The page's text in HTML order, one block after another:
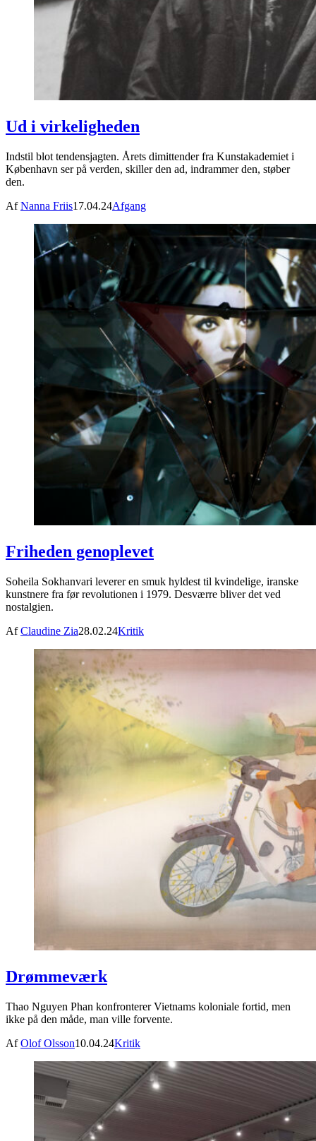
Ud i virkeligheden
Indstil blot tendensjagten. Årets dimittender fra Kunstakademiet i
København ser på verden, skiller den ad, indrammer den, støber
den.
AfNanna Friis17.04.24Afgang
Friheden genoplevet
Soheila Sokhanvari leverer en smuk hyldest til kvindelige, iranske
kunstnere fra før revolutionen i 1979. Desværre bliver det ved
nostalgien.
AfClaudine Zia28.02.24Kritik
Drømmeværk
Thao Nguyen Phan konfronterer Vietnams koloniale fortid, men
ikke på den måde, man ville forvente.
AfOlof Olsson10.04.24Kritik